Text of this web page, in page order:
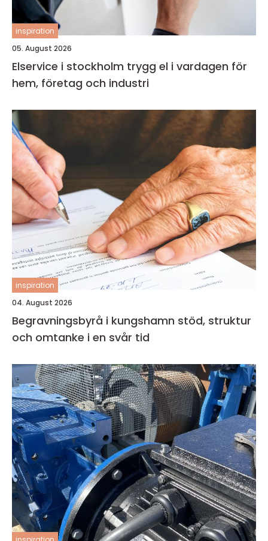
inspiration
05. August 2026
Elservice i stockholm trygg el i vardagen för
hem, företag och industri
inspiration
04. August 2026
Begravningsbyrå i kungshamn stöd, struktur
och omtanke i en svår tid